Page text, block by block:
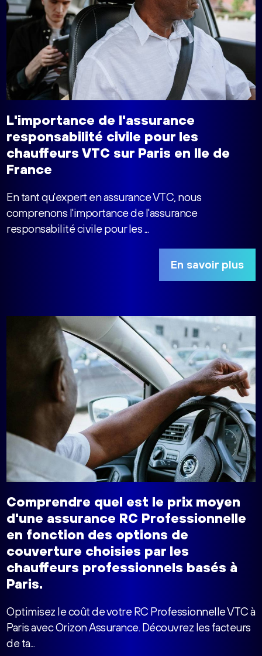
L'importance de l'assurance
responsabilité civile pour les
chauffeurs VTC sur Paris en Ile de
France
En tant qu'expert en assurance VTC, nous
comprenons l'importance de l'assurance
responsabilité civile pour les ...
En savoir plus
Comprendre quel est le prix moyen
d'une assurance RC Professionnelle
en fonction des options de
couverture choisies par les
chauffeurs professionnels basés à
Paris.
Optimisez le coût de votre RC Professionnelle VTC à
Paris avec Orizon Assurance. Découvrez les facteurs
de ta...